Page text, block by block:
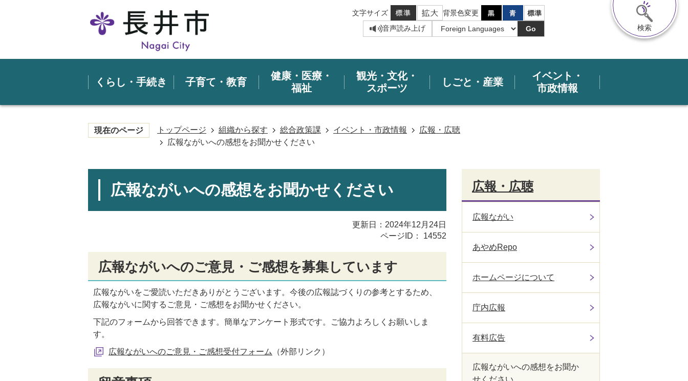
文字サイズ
背景色変更
音声読み上げ
Go 検索
くらし・手続き 子育て・教育
健康・医療・
福祉
観光・文化・
スポーツ
しごと・産業
イベント・
市政情報
現在のページ トップページ 組織から探す 総合政策課 イベント・市政情報
広報・広聴
広報ながいへの感想をお聞かせください
広報ながいへの感想をお聞かせください
更新日：2024年12月24日
ページID：
14552
広報ながいへのご意見・ご感想を募集しています
広報ながいをご愛読いただきありがとうございます。今後の広報誌づくりの参考とするため、
広報ながいに関するご意見・ご感想をお聞かせください。
下記のフォームから回答できます。簡単なアンケート形式です。ご協力よろしくお願いしま
す。
広報ながいへのご意見・ご感想受付フォーム
（外部リンク）
広報・広聴
広報ながい
あやめRepo
ホームページについて
庁内広報
有料広告
広報ながいへの感想をお聞か
せください